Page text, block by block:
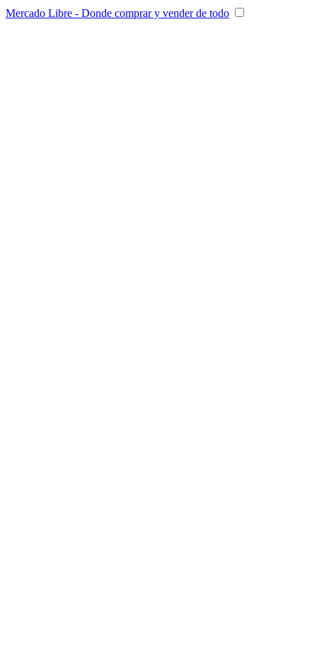
Mercado Libre - Donde comprar y vender de todo